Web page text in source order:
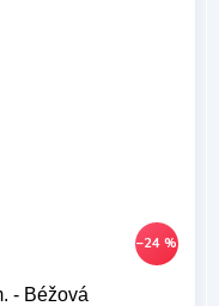
–24 %
- Béžová